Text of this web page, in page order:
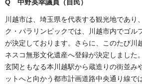
Q 中野英幸議員（自民）
川越市は、埼玉県を代表する観光地であり
ク・パラリンピックでは、川越市内でゴル
が決定しております。さらに、このたび川
ネスコ無形文化遺産へ登録が決定しました
玄関ともなる本川越駅から蔵造りの街並み
ットへと向かう都市計画道路中央通り線で